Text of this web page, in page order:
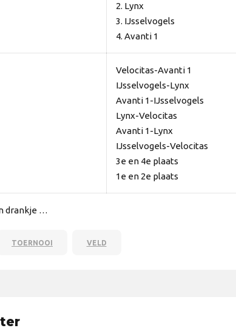
2. Lynx
3. IJsselvogels
4. Avanti 1
Velocitas-Avanti 1
IJsselvogels-Lynx
Avanti 1-IJsselvogels
Lynx-Velocitas
Avanti 1-Lynx
IJsselvogels-Velocitas
3e en 4e plaats
1e en 2e plaats
drankje …
TOERNOOI VELD